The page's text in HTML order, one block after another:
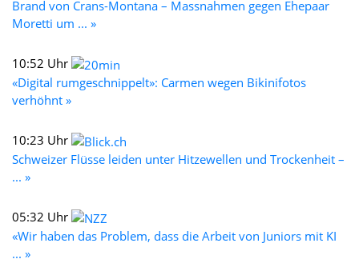
Brand von Crans-Montana – Massnahmen gegen Ehepaar
Moretti um ... »
10:52 Uhr
«Digital rumgeschnippelt»: Carmen wegen Bikinifotos
verhöhnt »
10:23 Uhr
Schweizer Flüsse leiden unter Hitzewellen und Trockenheit –
... »
05:32 Uhr
«Wir haben das Problem, dass die Arbeit von Juniors mit KI
... »